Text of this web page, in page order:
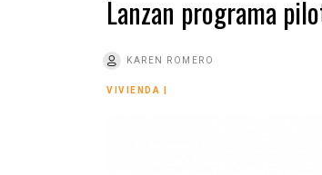
Lanzan programa
KAREN ROMERO
VIVIENDA